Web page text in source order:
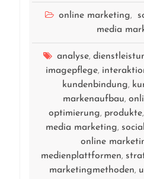
online marketing,
media
analyse,
imagepflege,
kundenbindung,
markenaufbau,
optimierung, produkte,
media marketing,
online
medienplattformen,
marketingmethoden,